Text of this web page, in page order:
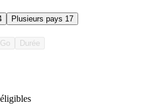
Plusieurs pays 17
Durée